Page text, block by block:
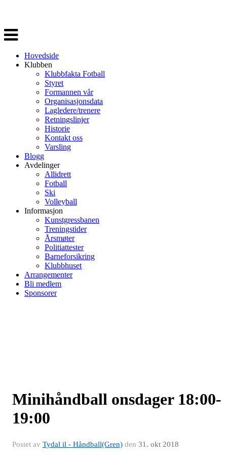
Veksle
navigasjon
Hovedside
Klubben
Klubbfakta Fotball
Styret
Formannen vår
Organisasjonsdata
Lagledere/trenere
Retningslinjer
Historie
Kontakt oss
Varsling
Blogg
Avdelinger
Allidrett
Fotball
Ski
Volleyball
Informasjon
Kunstgressbanen
Treningstider
Årsmøter
Politiattester
Barneforsikring
Klubbhuset
Arrangementer
Bli medlem
Sponsorer
Minihåndball onsdager 18:00-
19:00
Postet av Tydal il - Håndball(Gren) den 31. okt 2018